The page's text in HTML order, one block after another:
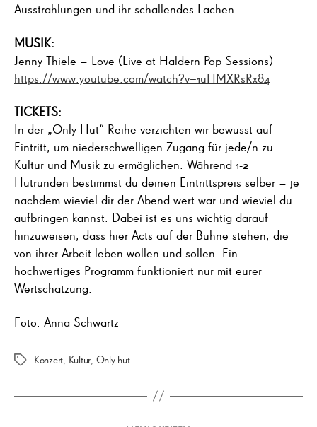
Ausstrahlungen und ihr schallendes Lachen.
MUSIK:
Jenny Thiele – Love (Live at Haldern Pop Sessions)
https://www.youtube.com/watch?v=1uHMXRsRx84
TICKETS:
In der „Only Hut“-Reihe verzichten wir bewusst auf
Eintritt, um niederschwelligen Zugang für jede/n zu
Kultur und Musik zu ermöglichen. Während 1-2
Hutrunden bestimmst du deinen Eintrittspreis selber – je
nachdem wieviel dir der Abend wert war und wieviel du
aufbringen kannst. Dabei ist es uns wichtig darauf
hinzuweisen, dass hier Acts auf der Bühne stehen, die
von ihrer Arbeit leben wollen und sollen. Ein
hochwertiges Programm funktioniert nur mit eurer
Wertschätzung.
Foto: Anna Schwartz
Schlagwörter
Konzert Kultur Only hut